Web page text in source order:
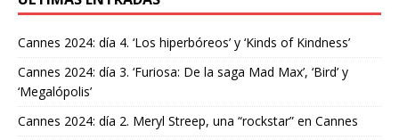
Cannes 2024: día 4. ‘Los hiperbóreos’ y ‘Kinds of Kindness’
Cannes 2024: día 3. ‘Furiosa: De la saga Mad Max’, ‘Bird’ y
‘Megalópolis’
Cannes 2024: día 2. Meryl Streep, una “rockstar” en Cannes